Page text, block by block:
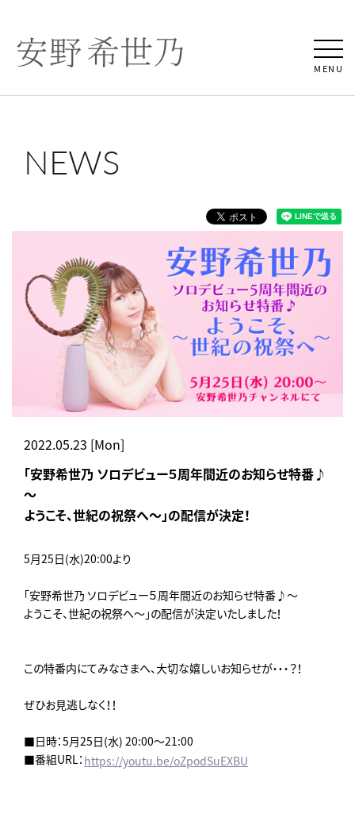
MENU
NEWS
2022.05.23 [Mon]
「安野希世乃 ソロデビュー５周年間近のお知らせ特番♪
～
ようこそ、世紀の祝祭へ～」の配信が決定！
5月25日(水)20:00より
「安野希世乃 ソロデビュー５周年間近のお知らせ特番♪～
ようこそ、世紀の祝祭へ～」の配信が決定いたしました！
この特番内にてみなさまへ、大切な嬉しいお知らせが・・・？！
ぜひお見逃しなく！！
■日時：5月25日(水) 20:00～21:00
■番組URL： https://youtu.be/oZpodSuEXBU